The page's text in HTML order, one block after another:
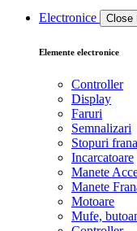
Electronice Close
Elemente electronice
Controller
Display
Faruri
Semnalizari
Stopuri frana
Incarcatoare
Manete
Manete
Motoare
Mufe,